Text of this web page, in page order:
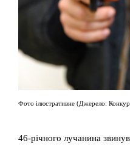
Фото ілюстративне (Джерело:
46-річного лучанина